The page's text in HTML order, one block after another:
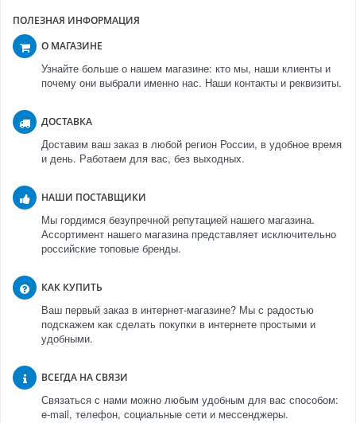
ПОЛЕЗНАЯ ИНФОРМАЦИЯ
О МАГАЗИНЕ
Узнайте больше о нашем магазине: кто мы, наши клиенты и
почему они выбрали именно нас. Наши контакты и реквизиты.
ДОСТАВКА
Доставим ваш заказ в любой регион России, в удобное время
и день. Работаем для вас, без выходных.
НАШИ ПОСТАВЩИКИ
Мы гордимся безупречной репутацией нашего магазина.
Ассортимент нашего магазина представляет исключительно
российские топовые бренды.
КАК КУПИТЬ
Ваш первый заказ в интернет-магазине? Мы с радостью
подскажем как сделать покупки в интернете простыми и
удобными.
ВСЕГДА НА СВЯЗИ
Связаться с нами можно любым удобным для вас способом:
e-mail, телефон, социальные сети и мессенджеры.